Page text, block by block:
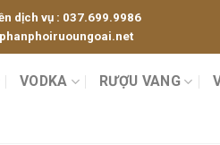
dịch vụ : 037.699.9986
VODKA RƯỢU VANG